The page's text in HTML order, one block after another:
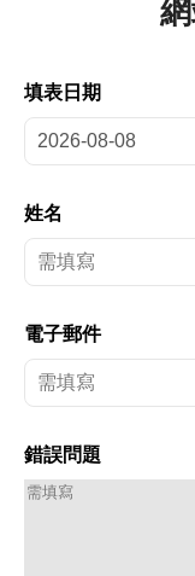
填表日期
姓名
電子郵件
錯誤問題